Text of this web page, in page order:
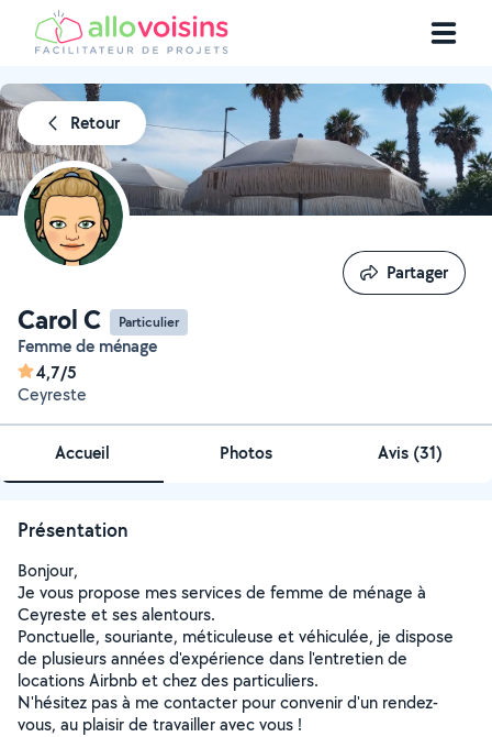
Retour
Carol C Particulier
Femme de ménage
4,7/5
Ceyreste
Partager
Partager
Accueil Photos Avis (31)
Présentation
Bonjour,
Je vous propose mes services de femme de ménage à
Ceyreste et ses alentours.
Ponctuelle, souriante, méticuleuse et véhiculée, je dispose
de plusieurs années d'expérience dans l'entretien de
locations Airbnb et chez des particuliers.
N'hésitez pas à me contacter pour convenir d'un rendez-
vous, au plaisir de travailler avec vous !